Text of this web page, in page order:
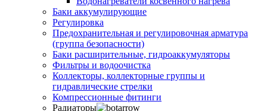
Баки аккумулирующие
Регулировка
Предохранительная и регулировочная арматура
(группа безопасности)
Баки расширительные, гидроаккумуляторы
Фильтры и водоочистка
Коллекторы, коллекторные группы и
гидравлические стрелки
Компрессионные фитинги
Радиаторы